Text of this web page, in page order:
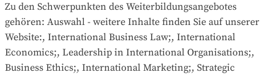
Zu den Schwerpunkten des Weiterbildungsangebotes
gehören: Auswahl - weitere Inhalte finden Sie auf unserer
Website:, International Business Law;, International
Economics;, Leadership in International Organisations;,
Business Ethics;, International Marketing;, Strategic